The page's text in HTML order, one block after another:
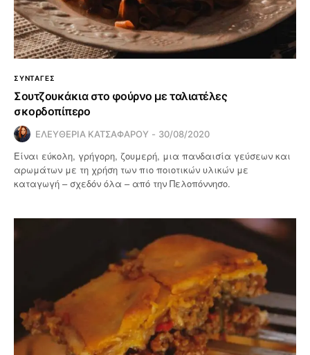
ΣΥΝΤΑΓΕΣ
Σουτζουκάκια στο φούρνο με ταλιατέλες
σκορδοπίπερο
ΕΛΕΥΘΕΡΙΑ ΚΑΤΣΑΦΑΡΟΥ 30/08/2020
Είναι εύκολη, γρήγορη, ζουμερή, μια πανδαισία γεύσεων και
αρωμάτων με τη χρήση των πιο ποιοτικών υλικών με
καταγωγή – σχεδόν όλα – από την Πελοπόννησο.